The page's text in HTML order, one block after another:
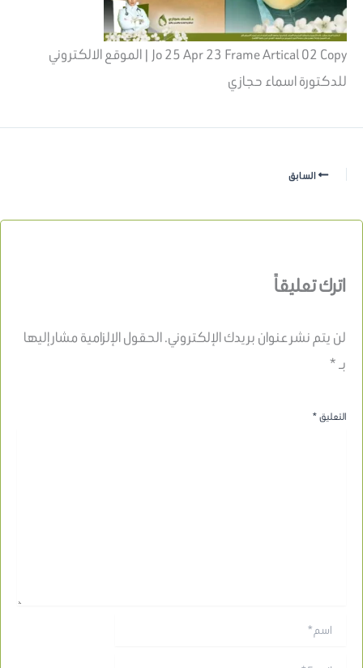
Jo 25 Apr 23 Frame Artical 02 Copy | الموقع الالكتروني
للدكتورة اسماء حجازي
السابق
اترك تعليقاً
لن يتم نشر عنوان بريدك الإلكتروني.الحقول الإلزامية مشار إليها
بـ*
التعليق*